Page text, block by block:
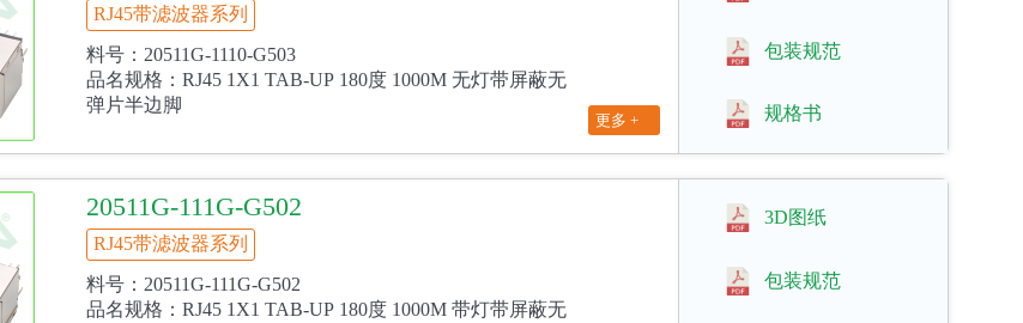
RJ45带滤波器系列
料号：20511G-1110-G503
品名规格：RJ45 1X1 TAB-UP 180度 1000M 无灯带屏蔽无
弹片半边脚
更多 +
包装规范
规格书
20511G-111G-G502
RJ45带滤波器系列
料号：20511G-111G-G502
品名规格：RJ45 1X1 TAB-UP 180度 1000M 带灯带屏蔽无
3D图纸
包装规范